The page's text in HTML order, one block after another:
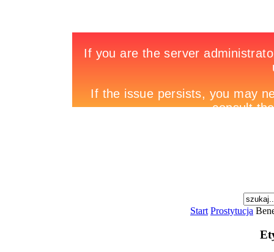
Start Prostytucja